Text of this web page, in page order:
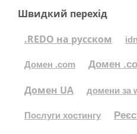
Швидкий перехід
.REDO на русском
Домен .com Домен
Домен UA домени за
Послуги хостингу